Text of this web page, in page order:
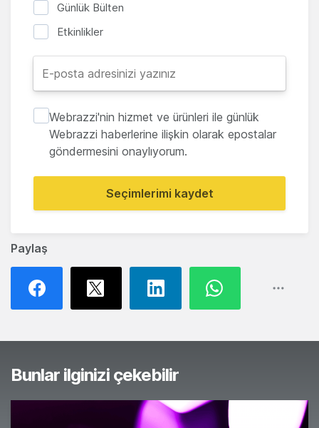
Paylaş
Günlük Bülten
Etkinlikler
Webrazzi'nin hizmet ve ürünleri ile günlük
Webrazzi haberlerine ilişkin olarak epostalar
göndermesini onaylıyorum.
Seçimlerimi kaydet
Bunlar ilginizi çekebilir